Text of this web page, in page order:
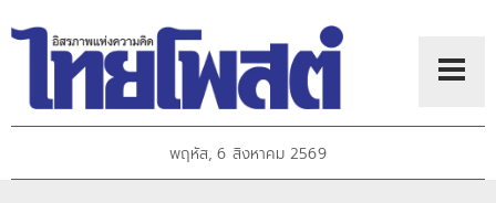
พฤหัส, 6 สิงหาคม 2569